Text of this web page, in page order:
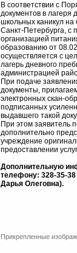
В соответствии с
документов в лагеря
школьных каникул на
Санкт-Петербурга, с
организацией
образованию от
осуществляется с
лагерь дневного
администрацией
При подаче
документы,
электронных скан-
подписанных
выдавшего такой
При этом заявитель
дополнительно
учреждение
предоставлении
Дополнительную
телефону: 328-35-
Дарья Олеговна).
Прикрепленные